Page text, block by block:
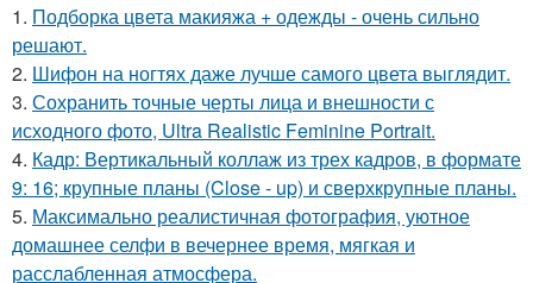
1. Подборка цвета макияжа + одежды - очень сильно
решают.
2. Шифон на ногтях даже лучше самого цвета выглядит.
3. Сохранить точные черты лица и внешности с
исходного фото, Ultra Realistic Feminine Portrait.
4. Кадр: Вертикальный коллаж из трех кадров, в формате
9: 16; крупные планы (Close - up) и сверхкрупные планы.
5. Максимально реалистичная фотография, уютное
домашнее селфи в вечернее время, мягкая и
расслабленная атмосфера.